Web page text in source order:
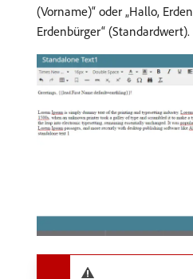
(Vorname)“ oder „Hallo,
Erdenbürger“ (Standardwert).